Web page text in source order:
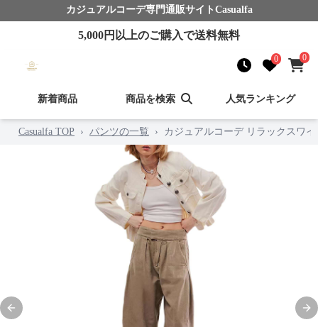
カジュアルコーデ専門通販サイト Casualfa
5,000円以上のご購入で送料無料
0 0
新着商品 商品を検索 人気ランキング
Casualfa TOP › パンツの一覧 › カジュアルコーデ リラックスワ
Previous slide